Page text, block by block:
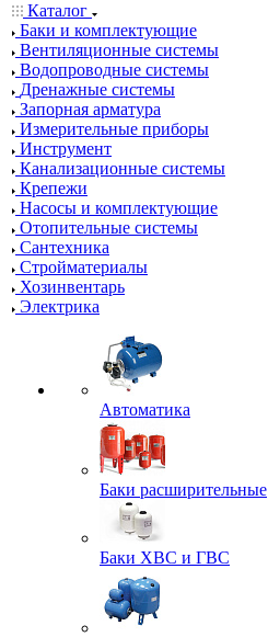
Каталог
Баки и комплектующие
Вентиляционные системы
Водопроводные системы
Дренажные системы
Запорная арматура
Измерительные приборы
Инструмент
Канализационные системы
Крепежи
Насосы и комплектующие
Отопительные системы
Сантехника
Стройматериалы
Хозинвентарь
Электрика
Автоматика
Баки расширительные
Баки ХВС и ГВС